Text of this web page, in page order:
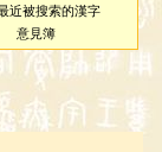
近被搜索的漢字
意見簿